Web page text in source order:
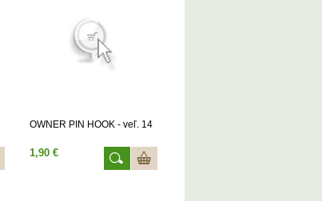
OWNER PIN HOOK - veľ. 14
1,90 €